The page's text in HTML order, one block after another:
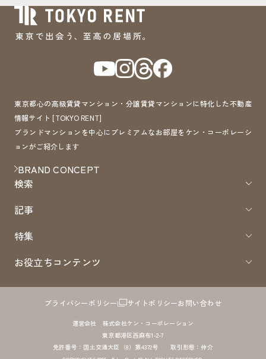
東京都心の高級賃貸マンション・分譲賃貸マンションに特化した不動産
情報サイト [TOKYO RENT]
ブランドマンションを中心にプレミアムなお部屋をケン・コーポレーシ
ョンがご紹介します
BRAND CONCEPT
検索
記事
特集
お役立ちコンテンツ
プライバシーポリシー サイトポリシーお問い合わせ
運営会社 株式会社ケン・コーポレーション
東京都港区西麻布1-2-7
免許番号：国土交通大臣（8）第4372号 取引形態：仲介